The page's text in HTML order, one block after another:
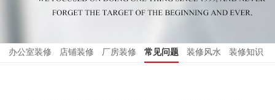
办公室装修 店铺装修 厂房装修 常见问题 装修风水 装修知识